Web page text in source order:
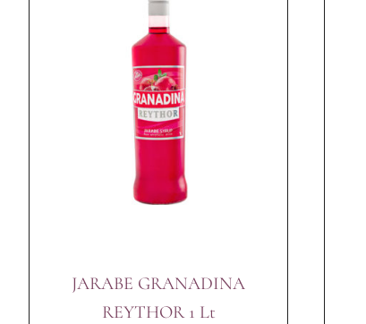
JARABE GRANADINA
REYTHOR 1 Lt